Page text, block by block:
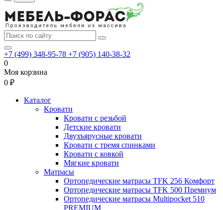
+7 (499) 348-95-78 +7 (905) 140-38-32
0
Моя корзина
0 ₽
Каталог
Кровати
Кровати с резьбой
Детские кровати
Двухъярусные кровати
Кровати с тремя спинками
Кровати с ковкой
Мягкие кровати
Матрасы
Ортопедические матрасы TFK 256 Комфорт
Ортопедические матрасы TFK 500 Премиум
Ортопедические матрасы Multipocket 510
PREMIUM